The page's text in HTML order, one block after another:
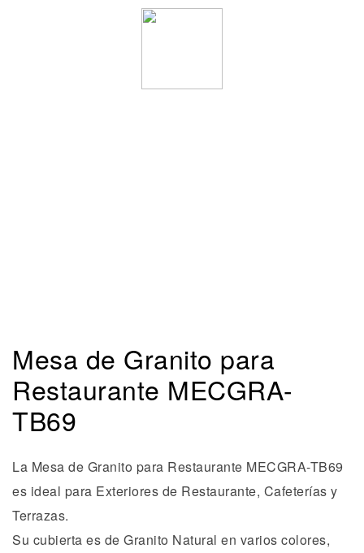
Mesa de Granito para
Restaurante MECGRA-
TB69
La Mesa de Granito para Restaurante MECGRA-TB69
es ideal para Exteriores de Restaurante, Cafeterías y
Terrazas.
Su cubierta es de Granito Natural en varios colores,